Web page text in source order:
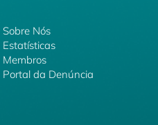
Sobre Nós
Estatísticas
Membros
Portal da Denúncia